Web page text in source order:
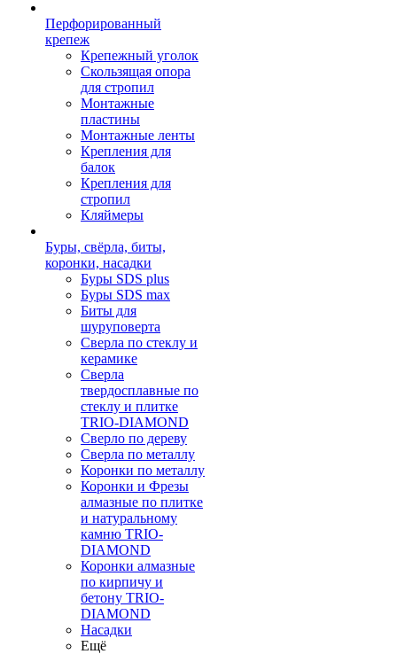
Перфорированный
крепеж
Крепежный уголок
Скользящая опора
для стропил
Монтажные
пластины
Монтажные ленты
Крепления для
балок
Крепления для
стропил
Кляймеры
Буры, свёрла, биты,
коронки, насадки
Буры SDS plus
Буры SDS max
Биты для
шуруповерта
Сверла по стеклу и
керамике
Сверла
твердосплавные по
стеклу и плитке
TRIO-DIAMOND
Сверло по дереву
Сверла по металлу
Коронки по металлу
Коронки и Фрезы
алмазные по плитке
и натуральному
камню TRIO-
DIAMOND
Коронки алмазные
по кирпичу и
бетону TRIO-
DIAMOND
Насадки
Ещё